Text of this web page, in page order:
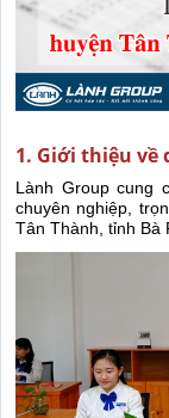
1. Giới thiệu về
Lành Group cung
chuyên nghiệp,
Tân Thành, tỉnh Bà